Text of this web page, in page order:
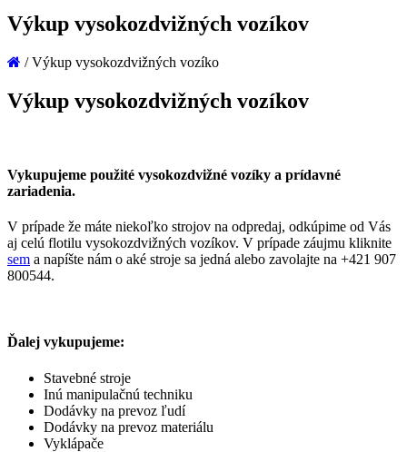
Výkup vysokozdvižných vozíkov
/Výkup vysokozdvižných vozíko
Výkup vysokozdvižných vozíkov
Vykupujeme použité vysokozdvižné vozíky a prídavné
zariadenia.
V prípade že máte niekoľko strojov na odpredaj, odkúpime od Vás
aj celú flotilu vysokozdvižných vozíkov. V prípade záujmu kliknite
sem a napíšte nám o aké stroje sa jedná alebo zavolajte na +421 907
800544.
Ďalej vykupujeme:
Stavebné stroje
Inú manipulačnú techniku
Dodávky na prevoz ľudí
Dodávky na prevoz materiálu
Vyklápače